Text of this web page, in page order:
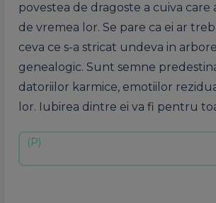
povestea de dragoste a cuiva care
de vremea lor. Se pare ca ei ar
ceva ce s-a stricat undeva in
genealogic. Sunt semne
datoriilor karmice, emotiilor
lor. Iubirea dintre ei va fi pentru